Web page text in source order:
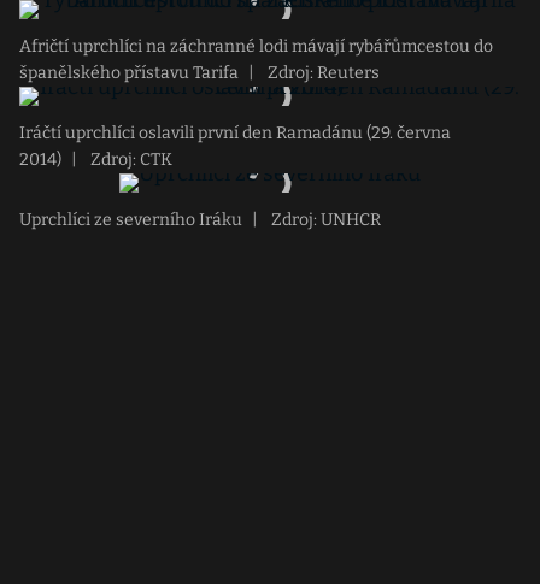
Afričtí uprchlíci na záchranné lodi mávají rybářůmcestou do
španělského přístavu Tarifa
Zdroj: Reuters
Iráčtí uprchlíci oslavili první den Ramadánu (29. června
2014)
Zdroj: CTK
Uprchlíci ze severního Iráku Zdroj: UNHCR